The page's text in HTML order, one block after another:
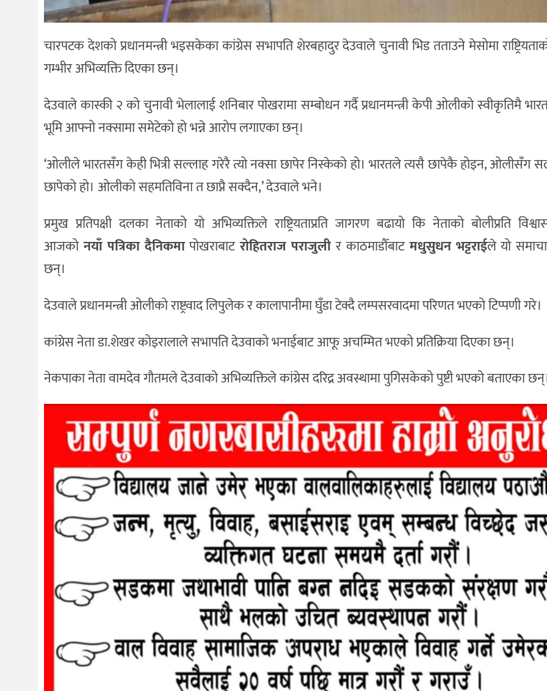
चारपटक देशको प्रधानमन्त्री भइसकेका कांग्रेस सभापति शेरबहादुर देउवाले चुनावी भिड तताउने मेसोमा
गम्भीर अभिव्यक्ति दिएका छन्।
देउवाले कास्की २ को चुनावी भेलालाई शनिबार पोखरामा सम्बोधन गर्दै प्रधानमन्त्री केपी ओलीको स्वीकृतिमै
भूमि आफ्नो नक्सामा समेटेको हो भन्ने आरोप लगाएका छन्।
‘ओलीले भारतसँग केही भित्री सल्लाह गरेरै त्यो नक्सा छापेर निस्केको हो। भारतले त्यसै छापेकै होइन, ओलीसँग
छापेको हो। ओलीको सहमतिविना त छाप्नै सक्दैन,’ देउवाले भने।
प्रमुख प्रतिपक्षी दलका नेताको यो अभिव्यक्तिले राष्ट्रियताप्रति जागरण बढायो कि नेताको बोलीप्रति
आजकोनयाँ पत्रिका दैनिकमापोखराबाटरोहितराज पराजुलीर काठमाडौँबाटमधुसुधन भट्टराईले यो
छन्।
देउवाले प्रधानमन्त्री ओलीको राष्ट्रवाद लिपुलेक र कालापानीमा घुँडा टेक्दै लम्पसरवादमा परिणत भएको टिप्पणी गरे।
कांग्रेस नेता डा.शेखर कोइरालाले सभापति देउवाको भनाईबाट आफू अचम्मित भएको प्रतिक्रिया दिएका छन्।
नेकपाका नेता वामदेव गौतमले देउवाको अभिव्यक्तिले कांग्रेस दरिद्र अवस्थामा पुगिसकेको पुष्टी भएको बताएका